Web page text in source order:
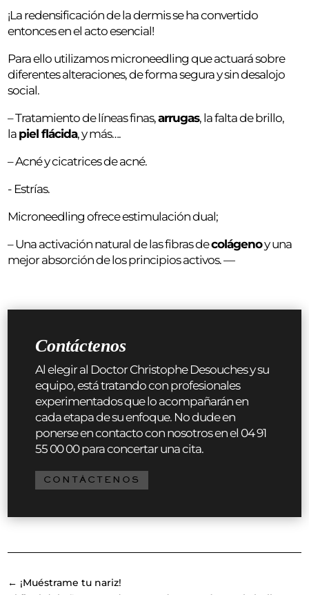
¡La redensificación de la dermis se ha convertido
entonces en el acto esencial!
Para ello utilizamos microneedling que actuará sobre
diferentes alteraciones, de forma segura y sin desalojo
social.
– Tratamiento de líneas finas,arrugas, la falta de brillo,
la piel flácida, y más….
– Acné y cicatrices de acné.
- Estrías.
Microneedling ofrece estimulación dual;
– Una activación natural de las fibras decolágenoy una
mejor absorción de los principios activos. —
Contáctenos
Al elegir al Doctor Christophe Desouches y su
equipo, está tratando con profesionales
experimentados que lo acompañarán en
cada etapa de su enfoque. No dude en
ponerse en contacto con nosotros en el 04 91
55 00 00 para concertar una cita.
CONTÁCTENOS
← ¡Muéstrame tu nariz!